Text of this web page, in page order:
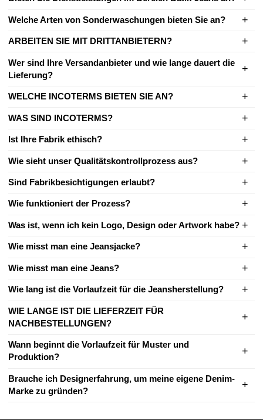
Welche Arten von Sonderwaschungen bieten Sie an?
ARBEITEN SIE MIT DRITTANBIETERN?
Wer sind Ihre Versandanbieter und wie lange dauert die
Lieferung?
WELCHE INCOTERMS BIETEN SIE AN?
WAS SIND INCOTERMS?
Ist Ihre Fabrik ethisch?
Wie sieht unser Qualitätskontrollprozess aus?
Sind Fabrikbesichtigungen erlaubt?
Wie funktioniert der Prozess?
Was ist, wenn ich kein Logo, Design oder Artwork habe?
Wie misst man eine Jeansjacke?
Wie misst man eine Jeans?
Wie lang ist die Vorlaufzeit für die Jeansherstellung?
WIE LANGE IST DIE LIEFERZEIT FÜR
NACHBESTELLUNGEN?
Wann beginnt die Vorlaufzeit für Muster und
Produktion?
Brauche ich Designerfahrung, um meine eigene Denim-
Marke zu gründen?